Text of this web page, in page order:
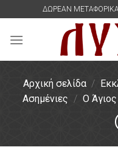
content
ΔΩΡΕΑΝ
Αρχική σελίδα /
Ασημένιες / Ο